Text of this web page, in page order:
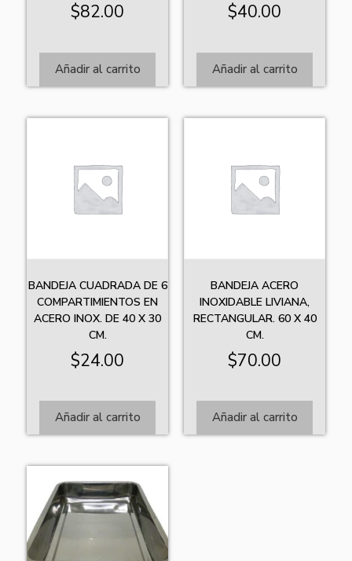
$82.00
Añadir al carrito
$40.00
Añadir al carrito
BANDEJA CUADRADA DE 6
COMPARTIMIENTOS EN
ACERO INOX. DE 40 X 30
CM.
$24.00
Añadir al carrito
BANDEJA ACERO
INOXIDABLE LIVIANA,
RECTANGULAR. 60 X 40
CM.
$70.00
Añadir al carrito